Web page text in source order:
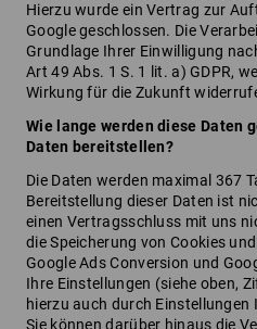
Hierzu wurde ein Vertrag zur
Google geschlossen. Die
Grundlage Ihrer Einwilligung
Art 49 Abs. 1 S. 1 lit. a) GDPR,
Wirkung für die Zukunft
Wie lange werden diese Daten
Daten bereitstellen?
Die Daten werden maximal 367
Bereitstellung dieser Daten ist
einen Vertragsschluss mit uns
die Speicherung von Cookies
Google Ads Conversion und
Ihre Einstellungen (siehe oben,
hierzu auch durch Einstellungen
Sie können darüber hinaus die